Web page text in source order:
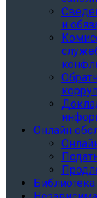
и
Онлайн